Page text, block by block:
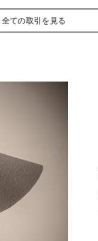
全ての取引を見る